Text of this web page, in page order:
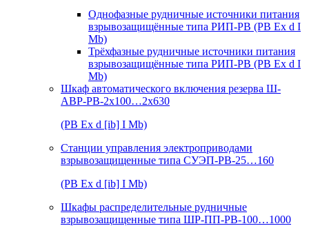
Однофазные рудничные источники питания
взрывозащищённые типа РИП-РВ (РВ Ex d I
Mb)
Трёхфазные рудничные источники питания
взрывозащищённые типа РИП-РВ (РВ Ex d I
Mb)
Шкаф автоматического включения резерва Ш-
АВР-РВ-2х100…2х630
(РВ Ex d [ib] I Mb)
Станции управления электроприводами
взрывозащищенные типа СУЭП-РВ-25…160
(РВ Ex d [ib] I Mb)
Шкафы распределительные рудничные
взрывозащищенные типа ШР-ПП-РВ-100…1000